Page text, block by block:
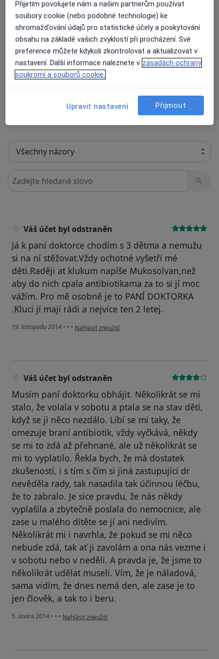
15 názorů
Recenze pacientů jsou pro nás důležité.
odstranění nebo změnu recenze pacienta.
Další informace.Další informace o názorech
Hledejte v názorech
Váš účet byl odstraněn
Já k paní doktorce chodím s 3 dětma a nemužu
si na ní stěžovat.Vždy ochotné vyšetří mé
děti.Raději at klukum napíše Mukosolvan,než
aby do nich cpala antibiotikama za to si jí moc
vážím. Pro mě osobně je to PANÍ DOKTORKA
.Kluci jí mají rádi a nejvíce ten 2 letej.
19. listopadu 2014 • • • podle názoru uživatele Váš účet byl odstraněn
Nahlásit zneužití
Váš účet byl odstraněn
Musím paní doktorku obhájit. Několikrát se mi
stalo, že volala v sobotu a ptala se na stav dětí,
když se ji něco nezdálo. Líbí se mi taky, že
omezuje braní antibiotik, vždy vyčkává, někdy
se mi to zdá až přehnané, ale už několikrát se
mi to vyplatilo. Řekla bych, že má dostatek
zkušeností, i s tím s čím si jiná zastupující dr
nevěděla rady, tak nasadila tak účinnou léčbu,
že to zabralo. Je sice pravdu, že nás někdy
vyplašila a zbytečně poslala do nemocnice, ale
zase u malého dítěte se jí ani nedivím.
Několikrát mi i navrhla, že pokud se mi něco
nebude zdá, tak ať ji zavolám a ona nás vezme i
v sobotu nebo v neděli. A pravda je, že jsme to
několikrát udělat museli. Vím, že je náladová,
sama vidím, že dnes nemá den, ale zase je to
jen člověk, a tak to i beru.
5. února 2014 • • • podle názoru uživatele Váš účet byl odstraněn
Nahlásit zneužití
Přijetím povolujete nám a našim partnerům používat
soubory cookie (nebo podobné technologie) ke
shromažďování údajů pro statistické účely a poskytování
obsahu na základě vašich zvyklostí při procházení. Své
preference můžete kdykoli zkontrolovat a aktualizovat v
nastavení. Další informace naleznete v zásadách ochrany
soukromí a souborů cookie.
Upravit nastavení Přijmout